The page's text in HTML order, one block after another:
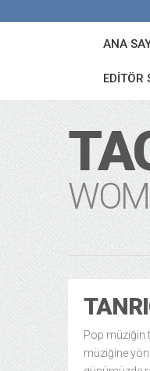
ANA
EDITÖR
Pop müziğin
müziğine